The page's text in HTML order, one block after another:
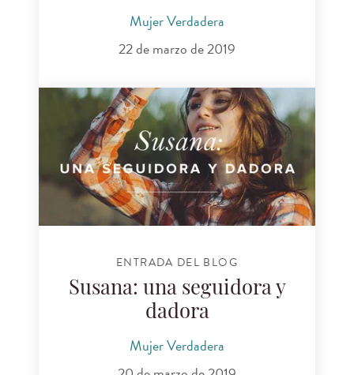
Mujer Verdadera
22 de marzo de 2019
ENTRADA DEL BLOG
Susana: una seguidora y
dadora
Mujer Verdadera